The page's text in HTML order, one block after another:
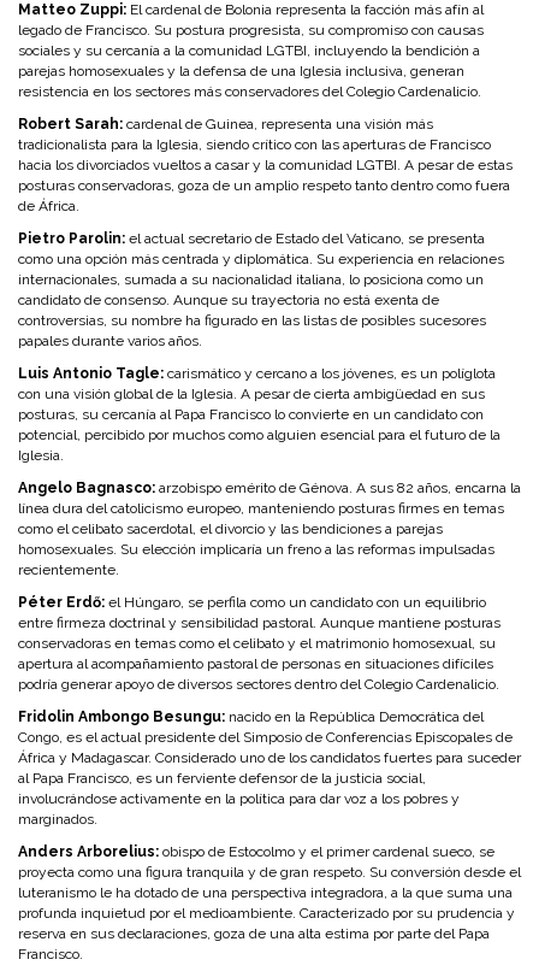
Matteo Zuppi: El cardenal de Bolonia representa la facción más afín al
legado de Francisco. Su postura progresista, su compromiso con causas
sociales y su cercanía a la comunidad LGTBI, incluyendo la bendición a
parejas homosexuales y la defensa de una Iglesia inclusiva, generan
resistencia en los sectores más conservadores del Colegio Cardenalicio.
Robert Sarah: cardenal de Guinea, representa una visión más
tradicionalista para la Iglesia, siendo crítico con las aperturas de Francisco
hacia los divorciados vueltos a casar y la comunidad LGTBI. A pesar de estas
posturas conservadoras, goza de un amplio respeto tanto dentro como fuera
de África.
Pietro Parolin: el actual secretario de Estado del Vaticano, se presenta
como una opción más centrada y diplomática. Su experiencia en relaciones
internacionales, sumada a su nacionalidad italiana, lo posiciona como un
candidato de consenso. Aunque su trayectoria no está exenta de
controversias, su nombre ha figurado en las listas de posibles sucesores
papales durante varios años.
Luis Antonio Tagle: carismático y cercano a los jóvenes, es un políglota
con una visión global de la Iglesia. A pesar de cierta ambigüedad en sus
posturas, su cercanía al Papa Francisco lo convierte en un candidato con
potencial, percibido por muchos como alguien esencial para el futuro de la
Iglesia.
Angelo Bagnasco: arzobispo emérito de Génova. A sus 82 años, encarna la
línea dura del catolicismo europeo, manteniendo posturas firmes en temas
como el celibato sacerdotal, el divorcio y las bendiciones a parejas
homosexuales. Su elección implicaría un freno a las reformas impulsadas
recientemente.
Péter Erdő: el Húngaro, se perfila como un candidato con un equilibrio
entre firmeza doctrinal y sensibilidad pastoral. Aunque mantiene posturas
conservadoras en temas como el celibato y el matrimonio homosexual, su
apertura al acompañamiento pastoral de personas en situaciones difíciles
podría generar apoyo de diversos sectores dentro del Colegio Cardenalicio.
Fridolin Ambongo Besungu: nacido en la República Democrática del
Congo, es el actual presidente del Simposio de Conferencias Episcopales de
África y Madagascar. Considerado uno de los candidatos fuertes para suceder
al Papa Francisco, es un ferviente defensor de la justicia social,
involucrándose activamente en la política para dar voz a los pobres y
marginados.
Anders Arborelius: obispo de Estocolmo y el primer cardenal sueco, se
proyecta como una figura tranquila y de gran respeto. Su conversión desde el
luteranismo le ha dotado de una perspectiva integradora, a la que suma una
profunda inquietud por el medioambiente. Caracterizado por su prudencia y
reserva en sus declaraciones, goza de una alta estima por parte del Papa
Francisco.